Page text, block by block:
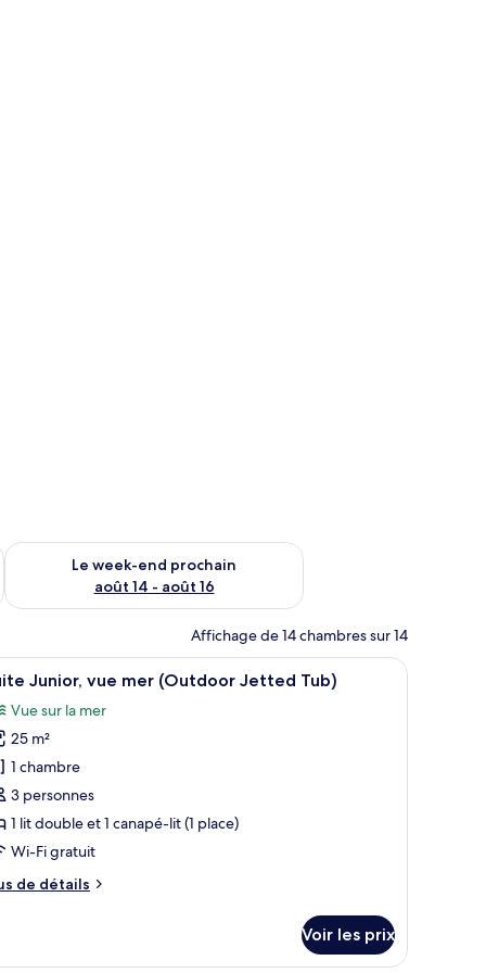
août 7 - août 9
Le week-end prochain
août 14 - août 16
Vérifier la disponibilité pour le week-end prochain août 14 -
Affichage de 14 chambres sur 14
une table ronde agrémentée d’un pot de fleurs, et une vue sur la mer et
:
Suite Junior, vue mer (Outdoor Jetted Tub) |
9 Junior, vue mer (Outdoor Jetted Tub)
Vue sur la mer
25 m²
1 chambre
3 personnes
1 lit double et 1 canapé-lit (1 place)
Wi-Fi gratuit
de détails
Voir les prix